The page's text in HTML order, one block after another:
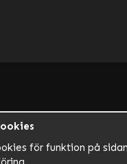
för funktion på